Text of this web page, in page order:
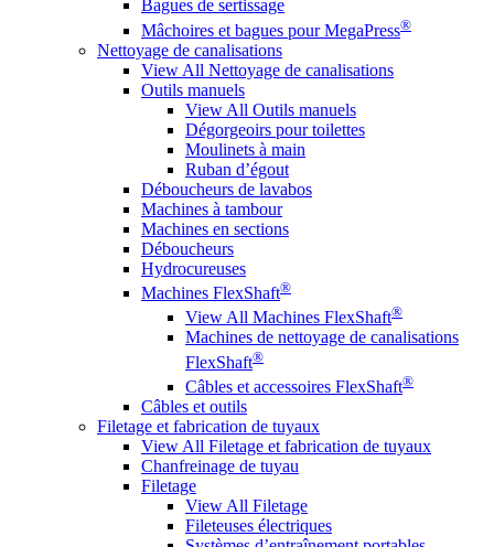
Bagues de sertissage
Mâchoires et bagues pour MegaPress®
Nettoyage de canalisations
View All Nettoyage de canalisations
Outils manuels
View All Outils manuels
Dégorgeoirs pour toilettes
Moulinets à main
Ruban d’égout
Déboucheurs de lavabos
Machines à tambour
Machines en sections
Déboucheurs
Hydrocureuses
Machines FlexShaft®
View All Machines FlexShaft®
Machines de nettoyage de canalisations
FlexShaft®
Câbles et accessoires FlexShaft®
Câbles et outils
Filetage et fabrication de tuyaux
View All Filetage et fabrication de tuyaux
Chanfreinage de tuyau
Filetage
View All Filetage
Fileteuses électriques